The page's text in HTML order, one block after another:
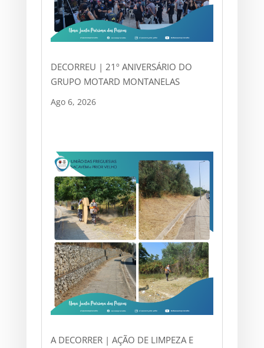
DECORREU | 21º ANIVERSÁRIO DO
GRUPO MOTARD MONTANELAS
Ago 6, 2026
A DECORRER | AÇÃO DE LIMPEZA E